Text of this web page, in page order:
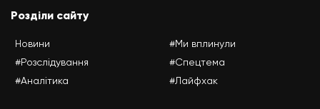
Розділи сайту
Новини
#Розслідування
#Аналітика
#Ми вплинули
#Спецтема
#Лайфхак